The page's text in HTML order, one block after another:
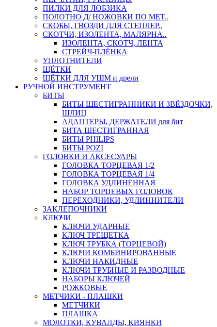
ПИЛКИ ДЛЯ ЛОБЗИКА
ПОЛОТНО Д/ НОЖОВКИ ПО МЕТ..
СКОБЫ, ГВОЗДИ ДЛЯ СТЕПЛЕР..
СКОТЧИ, ИЗОЛЕНТА, МАЛЯРНА..
ИЗОЛЕНТА, СКОТЧ, ЛЕНТА
СТРЕЙЧ-ПЛЁНКА
УПЛОТНИТЕЛИ
ЩЁТКИ
ЩЁТКИ ДЛЯ УШМ и дрели
РУЧНОЙ ИНСТРУМЕНТ
БИТЫ
БИТЫ ШЕСТИГРАННИКИ И ЗВЁЗДОЧКИ,
ШЛИЦ
АДАПТЕРЫ, ДЕРЖАТЕЛИ для бит
БИТА ШЕСТИГРАННАЯ
БИТЫ PHILIPS
БИТЫ POZI
ГОЛОВКИ И АКСЕСУАРЫ
ГОЛОВКА ТОРЦЕВАЯ 1/2
ГОЛОВКА ТОРЦЕВАЯ 1/4
ГОЛОВКА УДЛИНЕННАЯ
НАБОР ТОРЦЕВЫХ ГОЛОВОК
ПЕРЕХОДНИКИ, УДЛИННИТЕЛИ
ЗАКЛЕПОЧНИКИ
КЛЮЧИ
КЛЮЧИ УДАРНЫЕ
КЛЮЧ ТРЕЩЕТКА
КЛЮЧ ТРУБКА (ТОРЦЕВОЙ)
КЛЮЧИ КОМБИНИРОВАННЫЕ
КЛЮЧИ НАКИДНЫЕ
КЛЮЧИ ТРУБНЫЕ И РАЗВОДНЫЕ
НАБОРЫ КЛЮЧЕЙ
РОЖКОВЫЕ
МЕТЧИКИ - ПЛАШКИ
МЕТЧИКИ
ПЛАШКА
МОЛОТКИ, КУВАЛДЫ, КИЯНКИ